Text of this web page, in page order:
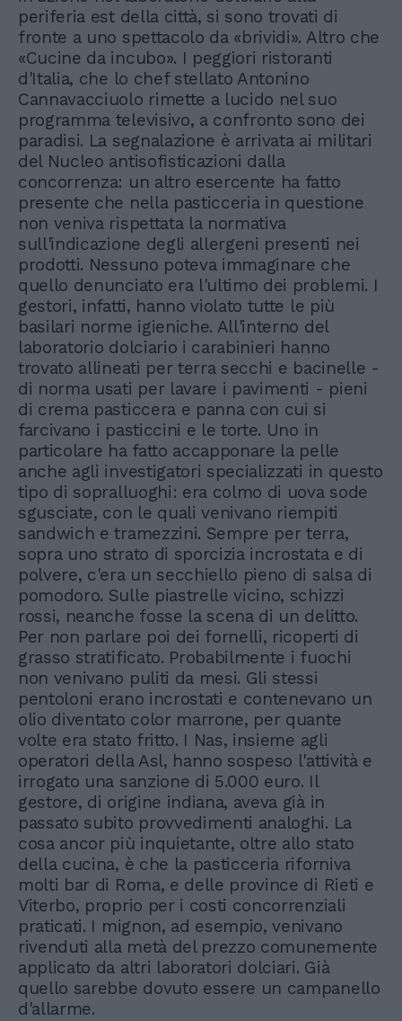
periferia est della città, si sono trovati di
fronte a uno spettacolo da «brividi». Altro che
«Cucine da incubo». I peggiori ristoranti
d'Italia, che lo chef stellato Antonino
Cannavacciuolo rimette a lucido nel suo
programma televisivo, a confronto sono dei
paradisi. La segnalazione è arrivata ai militari
del Nucleo antisofisticazioni dalla
concorrenza: un altro esercente ha fatto
presente che nella pasticceria in questione
non veniva rispettata la normativa
sull'indicazione degli allergeni presenti nei
prodotti. Nessuno poteva immaginare che
quello denunciato era l'ultimo dei problemi. I
gestori, infatti, hanno violato tutte le più
basilari norme igieniche. All'interno del
laboratorio dolciario i carabinieri hanno
trovato allineati per terra secchi e bacinelle -
di norma usati per lavare i pavimenti - pieni
di crema pasticcera e panna con cui si
farcivano i pasticcini e le torte. Uno in
particolare ha fatto accapponare la pelle
anche agli investigatori specializzati in questo
tipo di sopralluoghi: era colmo di uova sode
sgusciate, con le quali venivano riempiti
sandwich e tramezzini. Sempre per terra,
sopra uno strato di sporcizia incrostata e di
polvere, c'era un secchiello pieno di salsa di
pomodoro. Sulle piastrelle vicino, schizzi
rossi, neanche fosse la scena di un delitto.
Per non parlare poi dei fornelli, ricoperti di
grasso stratificato. Probabilmente i fuochi
non venivano puliti da mesi. Gli stessi
pentoloni erano incrostati e contenevano un
olio diventato color marrone, per quante
volte era stato fritto. I Nas, insieme agli
operatori della Asl, hanno sospeso l'attività e
irrogato una sanzione di 5.000 euro. Il
gestore, di origine indiana, aveva già in
passato subito provvedimenti analoghi. La
cosa ancor più inquietante, oltre allo stato
della cucina, è che la pasticceria riforniva
molti bar di Roma, e delle province di Rieti e
Viterbo, proprio per i costi concorrenziali
praticati. I mignon, ad esempio, venivano
rivenduti alla metà del prezzo comunemente
applicato da altri laboratori dolciari. Già
quello sarebbe dovuto essere un campanello
d'allarme.